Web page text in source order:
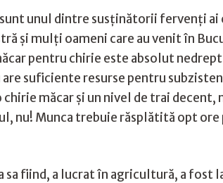
unul dintre susţinătorii fervenţi
şi mulţi oameni care au venit în
pentru chirie este absolut
suficiente resurse pentru
măcar şi un nivel de trai
nu! Munca trebuie răsplătită opt
sa fiind, a lucrat în agricultură, a